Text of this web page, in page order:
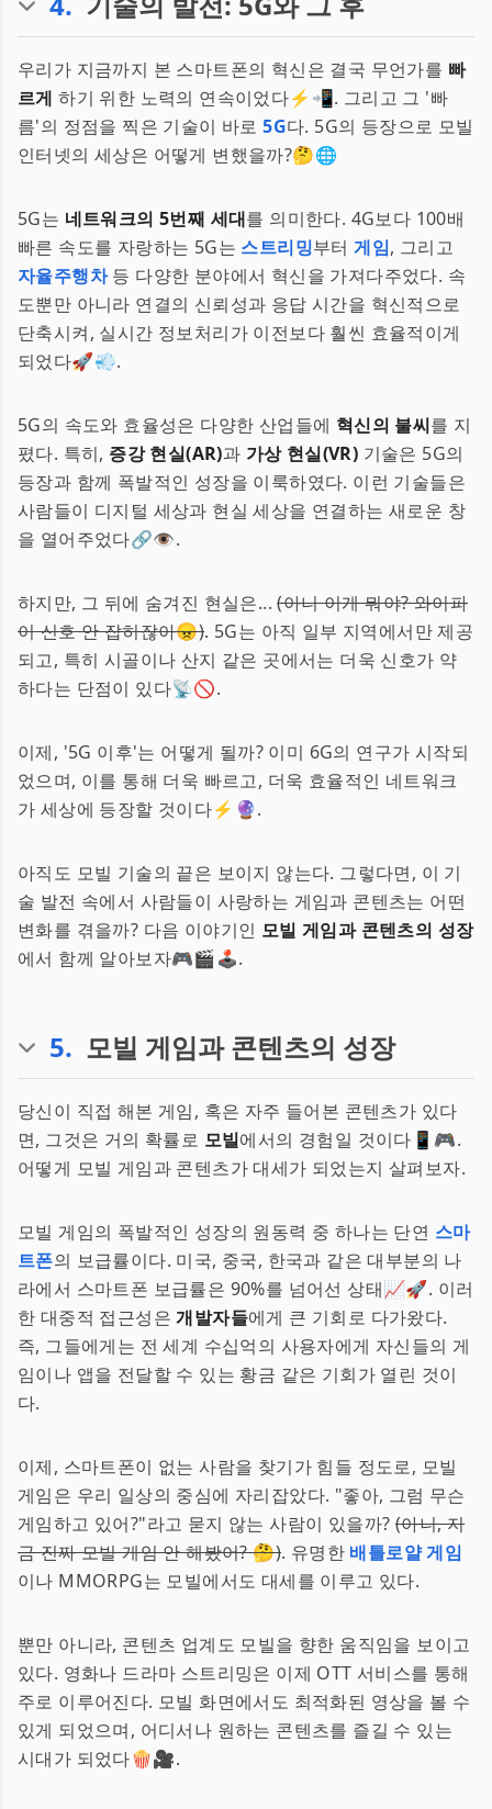
우리가 지금까지 본 스마트폰의 혁신은 결국 무언가를 빠
르게 하기 위한 노력의 연속이었다⚡📲. 그리고 그 '빠
름'의 정점을 찍은 기술이 바로5G다. 5G의 등장으로 모빌
인터넷의 세상은 어떻게 변했을까?🤔🌐
5G는 네트워크의 5번째 세대를 의미한다. 4G보다 100배
빠른 속도를 자랑하는 5G는 스트리밍부터게임, 그리고
자율주행차등 다양한 분야에서 혁신을 가져다주었다. 속
도뿐만 아니라 연결의 신뢰성과 응답 시간을 혁신적으로
단축시켜, 실시간 정보처리가 이전보다 훨씬 효율적이게
되었다🚀💨.
5G의 속도와 효율성은 다양한 산업들에 혁신의 불씨를 지
폈다. 특히, 증강 현실(AR)과 가상 현실(VR) 기술은 5G의
등장과 함께 폭발적인 성장을 이룩하였다. 이런 기술들은
사람들이 디지털 세상과 현실 세상을 연결하는 새로운 창
을 열어주었다🔗👁.
하지만, 그 뒤에 숨겨진 현실은...(아니 이게 뭐야? 와이파
이 신호 안 잡히잖아😠). 5G는 아직 일부 지역에서만 제공
되고, 특히 시골이나 산지 같은 곳에서는 더욱 신호가 약
하다는 단점이 있다📡🚫.
이제, '5G 이후'는 어떻게 될까? 이미 6G의 연구가 시작되
었으며, 이를 통해 더욱 빠르고, 더욱 효율적인 네트워크
가 세상에 등장할 것이다⚡🔮.
아직도 모빌 기술의 끝은 보이지 않는다. 그렇다면, 이 기
술 발전 속에서 사람들이 사랑하는 게임과 콘텐츠는 어떤
변화를 겪을까? 다음 이야기인 모빌 게임과 콘텐츠의 성장
에서 함께 알아보자🎮🎬🕹.
5. 모빌 게임과 콘텐츠의 성장
당신이 직접 해본 게임, 혹은 자주 들어본 콘텐츠가 있다
면, 그것은 거의 확률로 모빌에서의 경험일 것이다📱🎮.
어떻게 모빌 게임과 콘텐츠가 대세가 되었는지 살펴보자.
모빌 게임의 폭발적인 성장의 원동력 중 하나는 단연 스마
트폰의 보급률이다. 미국, 중국, 한국과 같은 대부분의 나
라에서 스마트폰 보급률은 90%를 넘어선 상태📈🚀. 이러
한 대중적 접근성은개발자들에게 큰 기회로 다가왔다.
즉, 그들에게는 전 세계 수십억의 사용자에게 자신들의 게
임이나 앱을 전달할 수 있는 황금 같은 기회가 열린 것이
다.
이제, 스마트폰이 없는 사람을 찾기가 힘들 정도로, 모빌
게임은 우리 일상의 중심에 자리잡았다. "좋아, 그럼 무슨
게임하고 있어?"라고 묻지 않는 사람이 있을까?(아니, 지
금 진짜 모빌 게임 안 해봤어? 🤔). 유명한 배틀로얄 게임
이나 MMORPG는 모빌에서도 대세를 이루고 있다.
뿐만 아니라, 콘텐츠 업계도 모빌을 향한 움직임을 보이고
있다. 영화나 드라마 스트리밍은 이제 OTT 서비스를 통해
주로 이루어진다. 모빌 화면에서도 최적화된 영상을 볼 수
있게 되었으며, 어디서나 원하는 콘텐츠를 즐길 수 있는
시대가 되었다🍿🎥.